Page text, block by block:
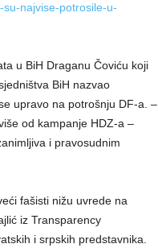
najvise-potrosile-u-
u BiH Draganu Čoviću koji
BiH nazvao
upravo na potrošnju DF-a. –
od kampanje HDZ-a –
i pravosudnim
fašisti nižu uvrede na
iz Transparency
i srpskih predstavnika.